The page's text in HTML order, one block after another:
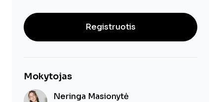
Registruotis
Mokytojas
Neringa Masionytė